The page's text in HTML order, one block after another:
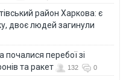
район Харкова: є
двоє людей загинули
почалися перебої зі
та ракет
132 0